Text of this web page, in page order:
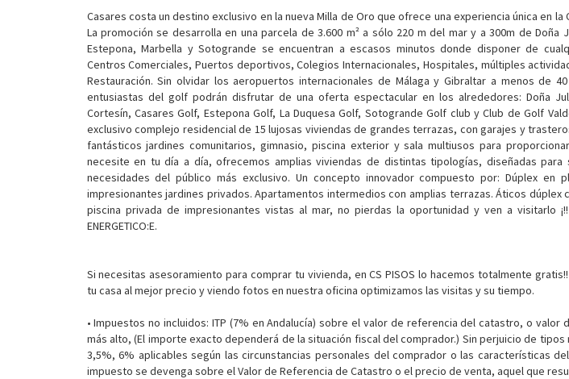
Casares costa un destino exclusivo en la nueva Milla de Oro que ofrece una experiencia única en la
La promoción se desarrolla en una parcela de 3.600 m² a sólo 220 m del mar y a 300m de Doña
Estepona, Marbella y Sotogrande se encuentran a escasos minutos donde disponer de
Centros Comerciales, Puertos deportivos, Colegios Internacionales, Hospitales, múltiples
Restauración. Sin olvidar los aeropuertos internacionales de Málaga y Gibraltar a menos de
entusiastas del golf podrán disfrutar de una oferta espectacular en los alrededores: Doña
Cortesín, Casares Golf, Estepona Golf, La Duquesa Golf, Sotogrande Golf club y Club de Golf
exclusivo complejo residencial de 15 lujosas viviendas de grandes terrazas, con garajes y
fantásticos jardines comunitarios, gimnasio, piscina exterior y sala multiusos para
necesite en tu día a día, ofrecemos amplias viviendas de distintas tipologías, diseñadas para
necesidades del público más exclusivo. Un concepto innovador compuesto por: Dúplex en
impresionantes jardines privados. Apartamentos intermedios con amplias terrazas. Áticos dúplex
piscina privada de impresionantes vistas al mar, no pierdas la oportunidad y ven a visitarlo ¡!!
ENERGETICO:E.
Si necesitas asesoramiento para comprar tu vivienda, en CS PISOS lo hacemos totalmente
tu casa al mejor precio y viendo fotos en nuestra oficina optimizamos las visitas y su tiempo.
• Impuestos no incluidos: ITP (7% en Andalucía) sobre el valor de referencia del catastro, o valor
más alto, (El importe exacto dependerá de la situación fiscal del comprador.) Sin perjuicio de
3,5%, 6% aplicables según las circunstancias personales del comprador o las características
impuesto se devenga sobre el Valor de Referencia de Catastro o el precio de venta, aquel que